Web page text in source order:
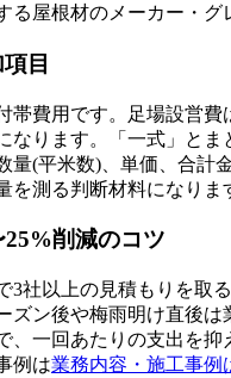
屋根材のメーカー・
目
費用です。足場設営
なります。「一式」と
(平米数)、単価、合
測る判断材料になりま
削減のコツ
社以上の見積もりを
ン後や梅雨明け直後
、一回あたりの支出を
例は業務内容・施工事例